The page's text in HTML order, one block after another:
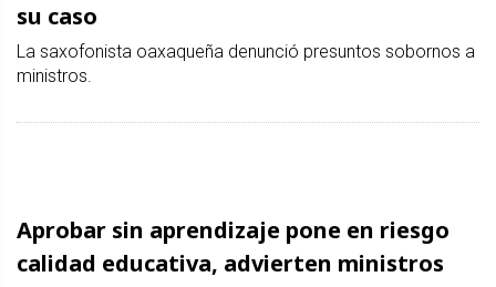
su caso
La saxofonista oaxaqueña denunció presuntos sobornos a
ministros.
Aprobar sin aprendizaje pone en riesgo
calidad educativa, advierten ministros